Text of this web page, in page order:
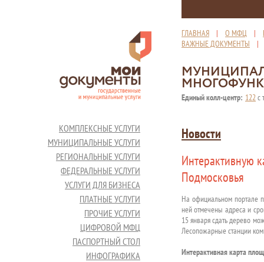
ГЛАВНАЯ | О МФЦ |
ВАЖНЫЕ ДОКУМЕНТЫ
Единый колл-центр: 122с
КОМПЛЕКСНЫЕ УСЛУГИ
МУНИЦИПАЛЬНЫЕ УСЛУГИ
РЕГИОНАЛЬНЫЕ УСЛУГИ
ФЕДЕРАЛЬНЫЕ УСЛУГИ
УСЛУГИ ДЛЯ БИЗНЕСА
ПЛАТНЫЕ УСЛУГИ
ПРОЧИЕ УСЛУГИ
ЦИФРОВОЙ МФЦ
ПАСПОРТНЫЙ СТОЛ
ИНФОГРАФИКА
Новости
Интерактивную
Подмосковья
На официальном портале
ней отмечены адреса и
15 января сдать дерево
Лесопожарные станции
Интерактивная карта